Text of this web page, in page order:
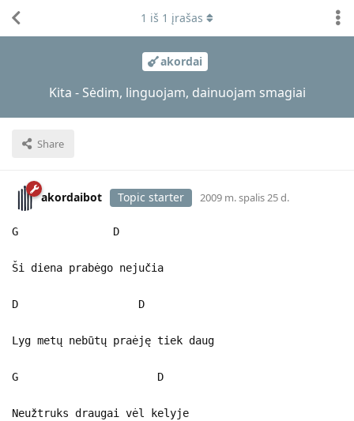
akordai
Kita - Sėdim, linguojam, dainuojam smagiai
Share
1 iš 1 įrašas
akordaibot Topic starter 2009 m. spalis 25 d.
G D
Ši diena prabėgo nejučia
D D
Lyg metų nebūtų praėję tiek daug
G D
Neužtruks draugai vėl kelyje